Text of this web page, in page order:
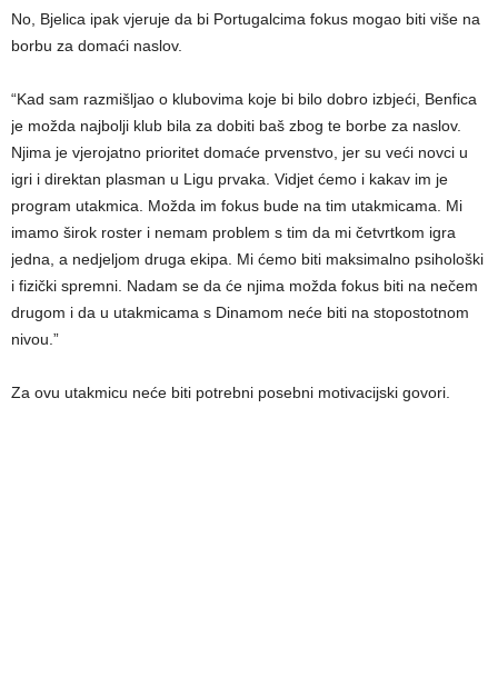
No, Bjelica ipak vjeruje da bi Portugalcima fokus mogao biti više na
borbu za domaći naslov.
“Kad sam razmišljao o klubovima koje bi bilo dobro izbjeći, Benfica
je možda najbolji klub bila za dobiti baš zbog te borbe za naslov.
Njima je vjerojatno prioritet domaće prvenstvo, jer su veći novci u
igri i direktan plasman u Ligu prvaka. Vidjet ćemo i kakav im je
program utakmica. Možda im fokus bude na tim utakmicama. Mi
imamo širok roster i nemam problem s tim da mi četvrtkom igra
jedna, a nedjeljom druga ekipa. Mi ćemo biti maksimalno psihološki
i fizički spremni. Nadam se da će njima možda fokus biti na nečem
drugom i da u utakmicama s Dinamom neće biti na stopostotnom
nivou.”
Za ovu utakmicu neće biti potrebni posebni motivacijski govori.